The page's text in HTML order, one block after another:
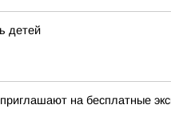
детей
на бесплатные